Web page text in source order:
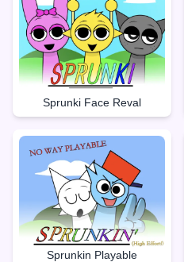
Sprunki Face Reval
Sprunkin Playable